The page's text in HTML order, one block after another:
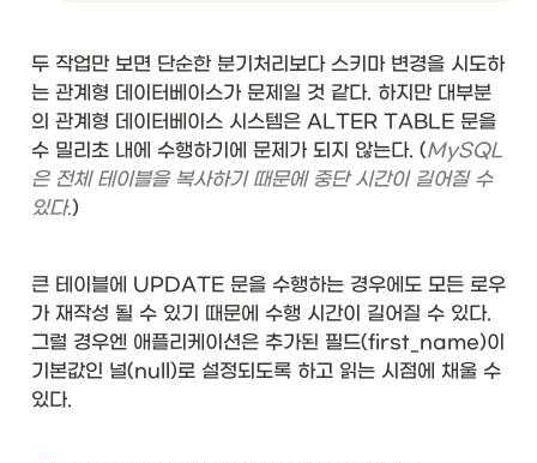
두 작업만 보면 단순한 분기처리보다 스키마 변경을 시도하
는 관계형 데이터베이스가 문제일 것 같다. 하지만 대부분
의 관계형 데이터베이스 시스템은 ALTER TABLE 문을
수 밀리초 내에 수행하기에 문제가 되지 않는다. (MySQL
은 전체 테이블을 복사하기 때문에 중단 시간이 길어질 수
있다.)
큰 테이블에 UPDATE 문을 수행하는 경우에도 모든 로우
가 재작성 될 수 있기 때문에 수행 시간이 길어질 수 있다.
그럴 경우엔 애플리케이션은 추가된 필드(first_name)이
기본값인 널(null)로 설정되도록 하고 읽는 시점에 채울 수
있다.